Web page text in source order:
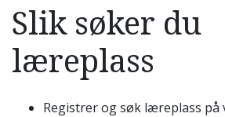
Slik søker du
læreplass
Registrer og søk læreplass på